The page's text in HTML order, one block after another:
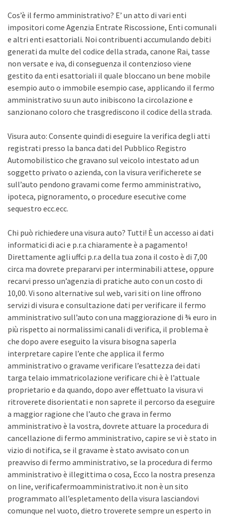
Cos’è il fermo amministrativo? E’ un atto di vari enti
impositori come Agenzia Entrate Riscossione, Enti comunali
e altri enti esattoriali. Noi contribuenti accumulando debiti
generati da multe del codice della strada, canone Rai, tasse
non versate e iva, di conseguenza il contenzioso viene
gestito da enti esattoriali il quale bloccano un bene mobile
esempio auto o immobile esempio case, applicando il fermo
amministrativo su un auto inibiscono la circolazione e
sanzionano coloro che trasgrediscono il codice della strada.
Visura auto: Consente quindi di eseguire la verifica degli atti
registrati presso la banca dati del Pubblico Registro
Automobilistico che gravano sul veicolo intestato ad un
soggetto privato o azienda, con la visura verificherete se
sull’auto pendono gravami come fermo amministrativo,
ipoteca, pignoramento, o procedure esecutive come
sequestro ecc.ecc.
Chi può richiedere una visura auto? Tutti! È un accesso ai dati
informatici di aci e p.r.a chiaramente è a pagamento!
Direttamente agli uffci p.r.a della tua zona il costo è di 7,00
circa ma dovrete prepararvi per interminabili attese, oppure
recarvi presso un’agenzia di pratiche auto con un costo di
10,00. Vi sono alternative sul web, vari siti on line offrono
servizi di visura e consultazione dati per verificare il fermo
amministrativo sull’auto con una maggiorazione di ¾ euro in
più rispetto ai normalissimi canali di verifica, il problema è
che dopo avere eseguito la visura bisogna saperla
interpretare capire l’ente che applica il fermo
amministrativo o gravame verificare l’esattezza dei dati
targa telaio immatricolazione verificare chi è è l’attuale
proprietario e da quando, dopo aver effettuato la visura vi
ritroverete disorientati e non saprete il percorso da eseguire
a maggior ragione che l’auto che grava in fermo
amministrativo è la vostra, dovrete attuare la procedura di
cancellazione di fermo amministrativo, capire se vi è stato in
vizio di notifica, se il gravame è stato avvisato con un
preavviso di fermo amministrativo, se la procedura di fermo
amministrativo è illegittima o cosa, Ecco la nostra presenza
on line, verificafermoamministrativo.it non è un sito
programmato all’espletamento della visura lasciandovi
comunque nel vuoto, dietro troverete sempre un esperto in